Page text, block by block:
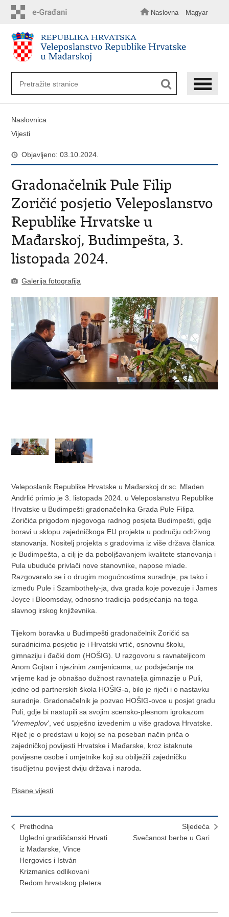
sadržaj
Naslovna Magyar
Naslovnica
Vijesti
Objavljeno: 03.10.2024.
Gradonačelnik Pule Filip
Zoričić posjetio Veleposlanstvo
Republike Hrvatske u
Mađarskoj, Budimpešta, 3.
listopada 2024.
Galerija fotografija
Veleposlanik Republike Hrvatske u Mađarskoj dr.sc. Mladen
Andrlić primio je 3. listopada 2024. u Veleposlanstvu Republike
Hrvatske u Budimpešti gradonačelnika Grada Pule Filipa
Zoričića prigodom njegovoga radnog posjeta Budimpešti, gdje
boravi u sklopu zajedničkoga EU projekta u području održivog
stanovanja. Nositelj projekta s gradovima iz više država članica
je Budimpešta, a cilj je da poboljšavanjem kvalitete stanovanja i
Pula ubuduće privlači nove stanovnike, napose mlade.
Razgovaralo se i o drugim mogućnostima suradnje, pa tako i
između Pule i Szambothely-ja, dva grada koje povezuje i James
Joyce i Bloomsday, odnosno tradicija podsjećanja na toga
slavnog irskog književnika.
Tijekom boravka u Budimpešti gradonačelnik Zoričić sa
suradnicima posjetio je i Hrvatski vrtić, osnovnu školu,
gimnaziju i đački dom (HOŠIG). U razgovoru s ravnateljicom
Anom Gojtan i njezinim zamjenicama, uz podsjećanje na
vrijeme kad je obnašao dužnost ravnatelja gimnazije u Puli,
jedne od partnerskih škola HOŠIG-a, bilo je riječi i o nastavku
suradnje. Gradonačelnik je pozvao HOŠIG-ovce u posjet gradu
Puli, gdje bi nastupili sa svojim scensko-plesnom igrokazom
'Vremeplov' , već uspješno izvedenim u više gradova Hrvatske.
Riječ je o predstavi u kojoj se na poseban način priča o
zajedničkoj povijesti Hrvatske i Mađarske, kroz istaknute
povijesne osobe i umjetnike koji su obilježili zajedničku
tisućljetnu povijest dviju država i naroda.
Pisane vijesti
Prethodna
Ugledni gradišćanski Hrvati
iz Mađarske, Vince
Hergovics i István
Krizmanics odlikovani
Redom hrvatskog pletera
Sljedeća
Svečanost berbe u Gari